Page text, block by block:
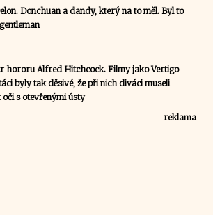
Donchuan a dandy, který na to měl. Byl to
hororu Alfred Hitchcock. Filmy jako Vertigo
byly tak děsivé, že při nich diváci museli
s otevřenými ústy
reklama